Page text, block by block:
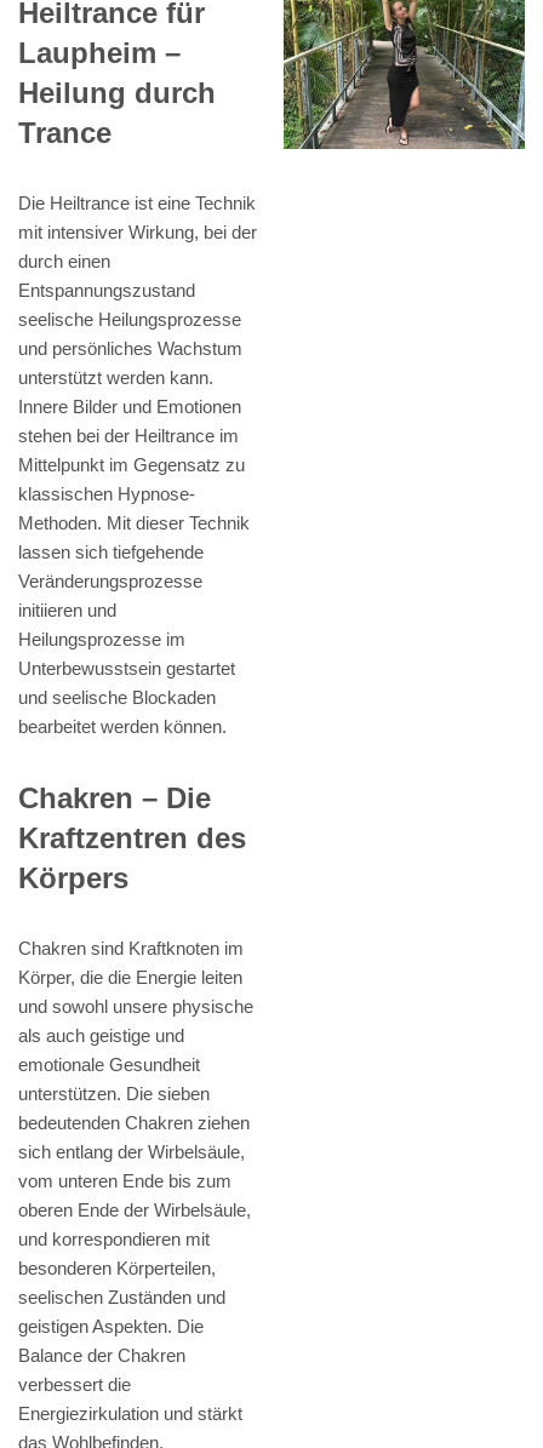
Heiltrance für
Laupheim –
Heilung durch
Trance
Die Heiltrance ist eine Technik
mit intensiver Wirkung, bei der
durch einen
Entspannungszustand
seelische Heilungsprozesse
und persönliches Wachstum
unterstützt werden kann.
Innere Bilder und Emotionen
stehen bei der Heiltrance im
Mittelpunkt im Gegensatz zu
klassischen Hypnose-
Methoden. Mit dieser Technik
lassen sich tiefgehende
Veränderungsprozesse
initiieren und
Heilungsprozesse im
Unterbewusstsein gestartet
und seelische Blockaden
bearbeitet werden können.
Chakren – Die
Kraftzentren des
Körpers
Chakren sind Kraftknoten im
Körper, die die Energie leiten
und sowohl unsere physische
als auch geistige und
emotionale Gesundheit
unterstützen. Die sieben
bedeutenden Chakren ziehen
sich entlang der Wirbelsäule,
vom unteren Ende bis zum
oberen Ende der Wirbelsäule,
und korrespondieren mit
besonderen Körperteilen,
seelischen Zuständen und
geistigen Aspekten. Die
Balance der Chakren
verbessert die
Energiezirkulation und stärkt
das Wohlbefinden.